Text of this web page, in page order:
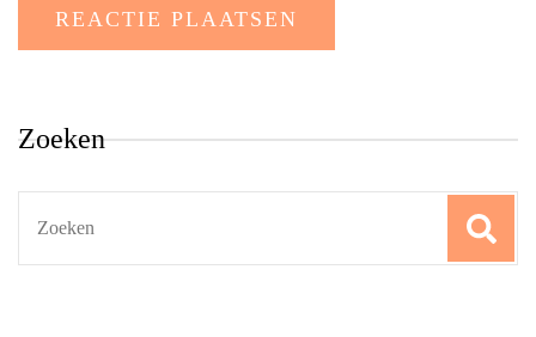
Zoeken